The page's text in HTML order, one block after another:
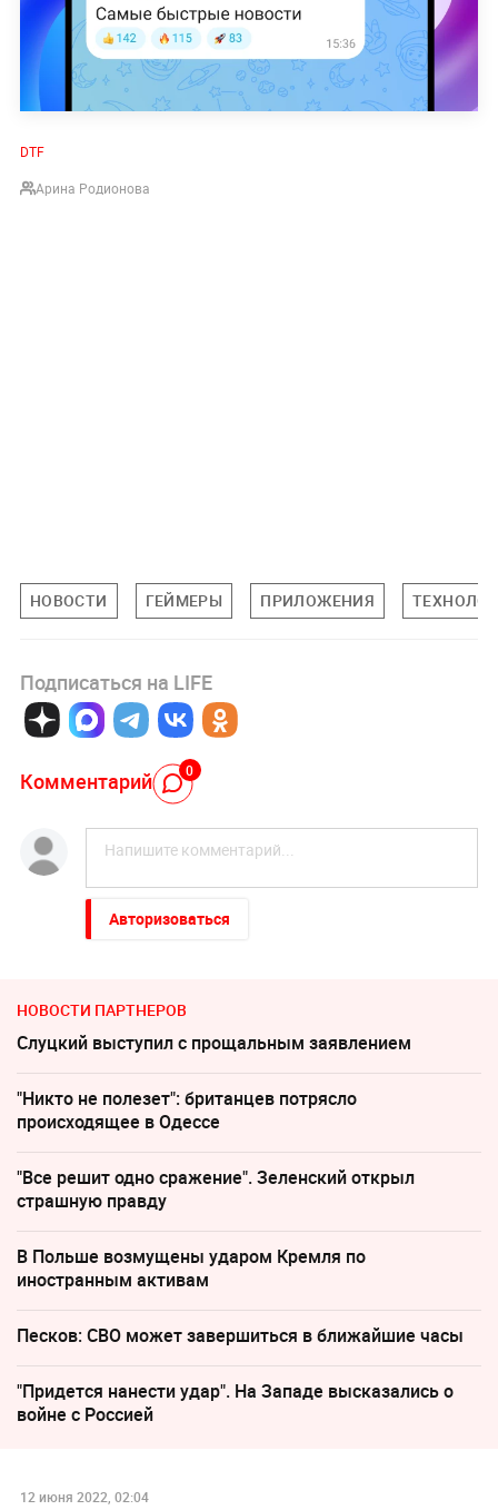
DTF
Арина Родионова
НОВОСТИ ГЕЙМЕРЫ ПРИЛОЖЕНИЯ
Подписаться на LIFE
Комментарий 0
Авторизоваться
НОВОСТИ ПАРТНЕРОВ
Слуцкий выступил с прощальным заявлением
"Никто не полезет": британцев потрясло
происходящее в Одессе
"Все решит одно сражение". Зеленский открыл
страшную правду
В Польше возмущены ударом Кремля по
иностранным активам
Песков: СВО может завершиться в ближайшие часы
"Придется нанести удар". На Западе высказались о
войне с Россией
12 июня 2022, 02:04